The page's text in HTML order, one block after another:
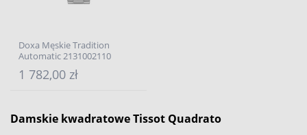
Doxa Męskie Tradition
Automatic 2131002110
1 782,00 zł
Damskie kwadratowe Tissot Quadrato